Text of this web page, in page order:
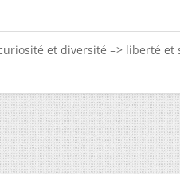
et diversité => liberté et